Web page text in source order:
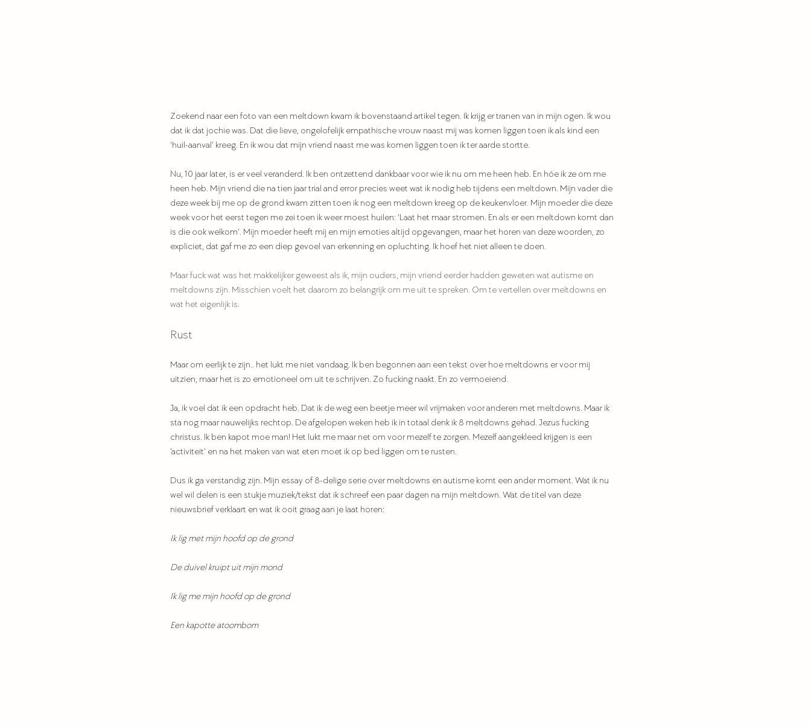
Zoekend naar een foto van een meltdown kwam ik bovenstaand artikel tegen. Ik krijg er tranen van in mijn ogen. Ik wou
dat ik dat jochie was. Dat die lieve, ongelofelijk empathische vrouw naast mij was komen liggen toen ik als kind een
'huil-aanval' kreeg. En ik wou dat mijn vriend naast me was komen liggen toen ik ter aarde stortte.
Nu, 10 jaar later, is er veel veranderd. Ik ben ontzettend dankbaar voor wie ik nu om me heen heb. En hóe ik ze om me
heen heb. Mijn vriend die na tien jaar trial and error precies weet wat ik nodig heb tijdens een meltdown. Mijn vader die
deze week bij me op de grond kwam zitten toen ik nog een meltdown kreeg op de keukenvloer. Mijn moeder die deze
week voor het eerst tegen me zei toen ik weer moest huilen: 'Laat het maar stromen. En als er een meltdown komt dan
is die ook welkom'. Mijn moeder heeft mij en mijn emoties altijd opgevangen, maar het horen van deze woorden, zo
expliciet, dat gaf me zo een diep gevoel van erkenning en opluchting. Ik hoef het niet alleen te doen.
Maar fuck wat was het makkelijker geweest als ik, mijn ouders, mijn vriend eerder hadden geweten wat autisme en
meltdowns zijn. Misschien voelt het daarom zo belangrijk om me uit te spreken. Om te vertellen over meltdowns en
wat het eigenlijk is.
Rust
Maar om eerlijk te zijn.. het lukt me niet vandaag. Ik ben begonnen aan een tekst over hoe meltdowns er voor mij
uitzien, maar het is zo emotioneel om uit te schrijven. Zo fucking naakt. En zo vermoeiend.
Ja, ik voel dat ik een opdracht heb. Dat ik de weg een beetje meer wil vrijmaken voor anderen met meltdowns. Maar ik
sta nog maar nauwelijks rechtop. De afgelopen weken heb ik in totaal denk ik 8 meltdowns gehad. Jezus fucking
christus. Ik ben kapot moe man! Het lukt me maar net om voor mezelf te zorgen. Mezelf aangekleed krijgen is een
'activiteit' en na het maken van wat eten moet ik op bed liggen om te rusten.
Dus ik ga verstandig zijn. Mijn essay of 8-delige serie over meltdowns en autisme komt een ander moment. Wat ik nu
wel wil delen is een stukje muziek/tekst dat ik schreef een paar dagen na mijn meltdown. Wat de titel van deze
nieuwsbrief verklaart en wat ik ooit graag aan je laat horen:
Ik lig met mijn hoofd op de grond
De duivel kruipt uit mijn mond
Ik lig me mijn hoofd op de grond
Een kapotte atoombom